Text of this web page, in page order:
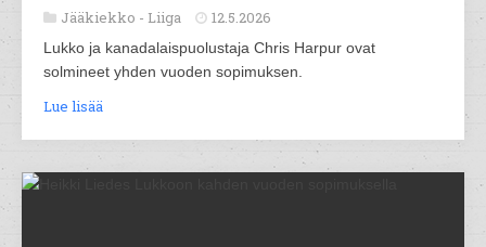
Jääkiekko - Liiga 12.5.2026
Lukko ja kanadalaispuolustaja Chris Harpur ovat
solmineet yhden vuoden sopimuksen.
Lue lisää